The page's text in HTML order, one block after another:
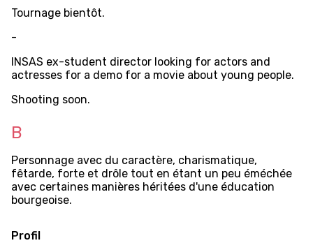
Tournage bientôt.
-
INSAS ex-student director looking for actors and
actresses for a demo for a movie about young people.
Shooting soon.
B
Personnage avec du caractère, charismatique,
fêtarde, forte et drôle tout en étant un peu éméchée
avec certaines manières héritées d'une éducation
bourgeoise.
Profil